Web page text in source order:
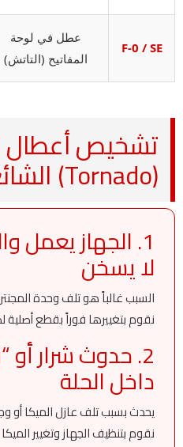
F-0 / SE
عطل في لوحة
المفاتيح (التاتش)
تشخيص أعطال
(Tornado) الشائعة
1. الجهاز يعمل
لا يسخن
السبب غالباً هو تلف وحدة
نقوم بتغييرها فوراً بقطع
2. حدوث شرار
داخل الحلة
يحدث بسبب تلف عازل الميكا أو
نقوم بتنظيف الجهاز وتغيير الميكا